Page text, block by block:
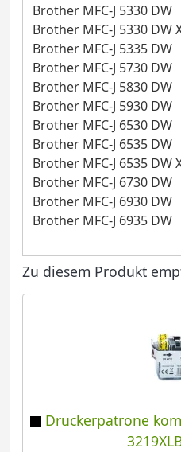
Brother MFC-J 5330 DW
Brother MFC-J 5330 DW
Brother MFC-J 5335 DW
Brother MFC-J 5730 DW
Brother MFC-J 5830 DW
Brother MFC-J 5930 DW
Brother MFC-J 6530 DW
Brother MFC-J 6535 DW
Brother MFC-J 6535 DW
Brother MFC-J 6730 DW
Brother MFC-J 6930 DW
Brother MFC-J 6935 DW
Zu diesem Produkt
Druckerpatrone